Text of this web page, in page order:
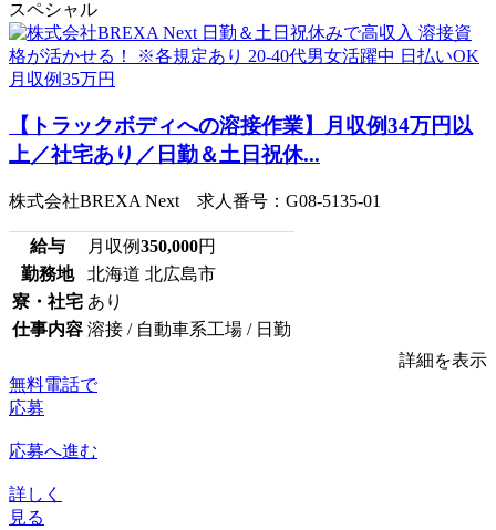
スペシャル
【トラックボディへの溶接作業】月収例34万円以
上／社宅あり／日勤＆土日祝休...
株式会社BREXA Next 求人番号：G08-5135-01
給与 月収例350,000円
勤務地
北海道 北広島市
寮・社宅 あり
仕事内容 溶接 / 自動車系工場 / 日勤
詳細を表示
無料電話で
応募
応募へ進む
詳しく
見る